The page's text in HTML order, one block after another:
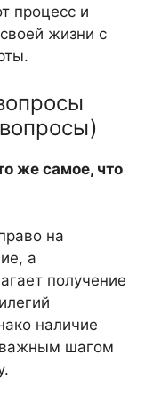
процесс и
жизни с
же самое, что
на
а
получение
наличие
важным шагом